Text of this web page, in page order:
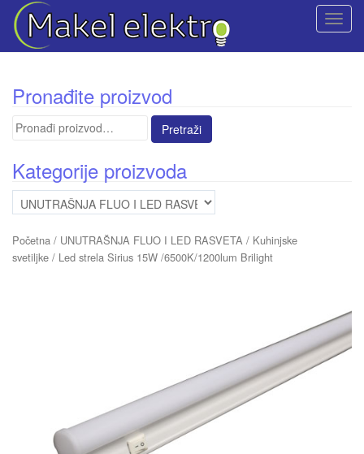
T
Pronađite proizvod
Pretraga
Kategorije proizvoda
Početna / UNUTRAŠNJA FLUO I LED RASVETA / Kuhinjske
svetiljke / Led strela Sirius 15W /6500K/1200lum Brilight